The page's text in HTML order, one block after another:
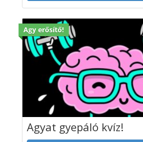
Agy erősítő!
Agyat gyepáló kvíz!